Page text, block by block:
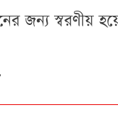
জন্য স্বরণীয়